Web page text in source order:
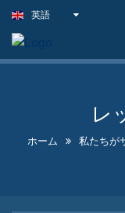
能力
英語
レ
ホーム 私たちが